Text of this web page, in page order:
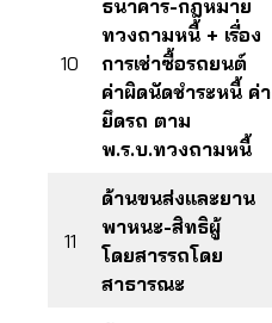
10
ธนาคาร-กฎหมาย
ทวงถามหนี้ + เรื่อง
การเช่าซื้อรถยนต์
ค่าผิดนัดชำระหนี้ ค่า
ยึดรถ ตาม
พ.ร.บ.ทวงถามหนี้
11
ด้านขนส่งและยาน
พาหนะ-สิทธิผู้
โดยสารรถโดย
สาธารณะ